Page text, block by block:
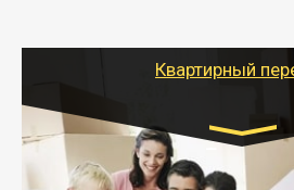
Квартирный
Газель: 1,5 и 3